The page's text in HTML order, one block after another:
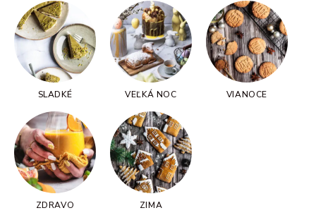
SLADKÉ VEĽKÁ NOC VIANOCE
ZDRAVO ZIMA